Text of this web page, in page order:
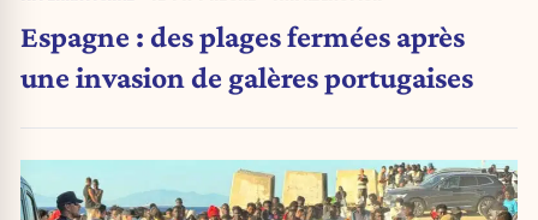
Espagne : des plages fermées après
une invasion de galères portugaises